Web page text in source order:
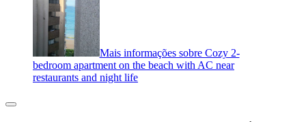
Mais informações sobre Cozy 2-
bedroom apartment on the beach with AC near
restaurants and night life